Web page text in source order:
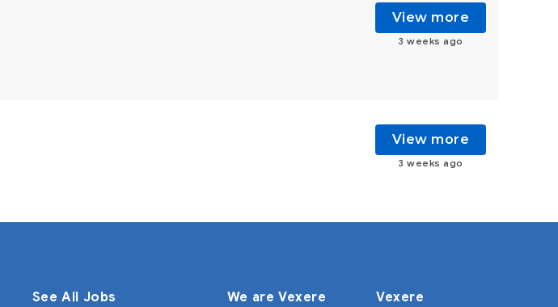
View more
3 weeks ago
View more
3 weeks ago
See All Jobs We are Vexere
Vexere